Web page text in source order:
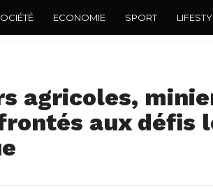
ECONOMIE SPORT
agricoles,
aux défis